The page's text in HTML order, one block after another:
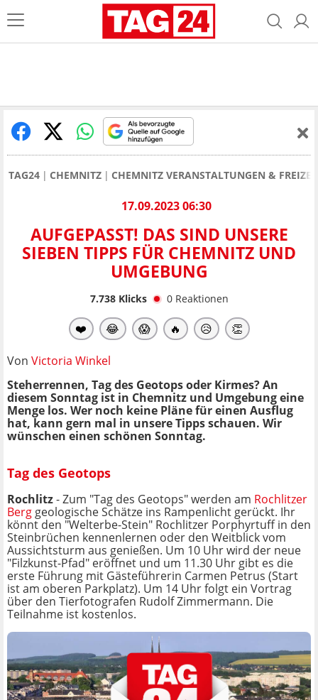
TAG24 CHEMNITZ CHEMNITZ VERANSTALTUNGEN &
17.09.2023 06:30
AUFGEPASST! DAS SIND UNSERE
SIEBEN TIPPS FÜR CHEMNITZ UND
UMGEBUNG
7.738Klicks 0 Reaktionen
❤️ 😂 😱 🔥 😥 👏
Von Victoria Winkel
Steherrennen, Tag des Geotops oder Kirmes? An
diesem Sonntag ist in Chemnitz und Umgebung eine
Menge los. Wer noch keine Pläne für einen Ausflug
hat, kann gern mal in unsere Tipps schauen. Wir
wünschen einen schönen Sonntag.
Tag des Geotops
Rochlitz- Zum "Tag des Geotops" werden am Rochlitzer
Berg geologische Schätze ins Rampenlicht gerückt. Ihr
könnt den "Welterbe-Stein" Rochlitzer Porphyrtuff in den
Steinbrüchen kennenlernen oder den Weitblick vom
Aussichtsturm aus genießen. Um 10 Uhr wird der neue
"Filzkunst-Pfad" eröffnet und um 11.30 Uhr gibt es die
erste Führung mit Gästeführerin Carmen Petrus (Start
ist am oberen Parkplatz). Um 14 Uhr folgt ein Vortrag
über den Tierfotografen Rudolf Zimmermann. Die
Teilnahme ist kostenlos.